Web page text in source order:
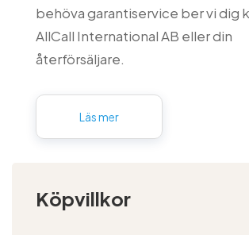
behöva garantiservice ber vi dig
AllCall International AB eller din
återförsäljare.
Läs mer
Köpvillkor